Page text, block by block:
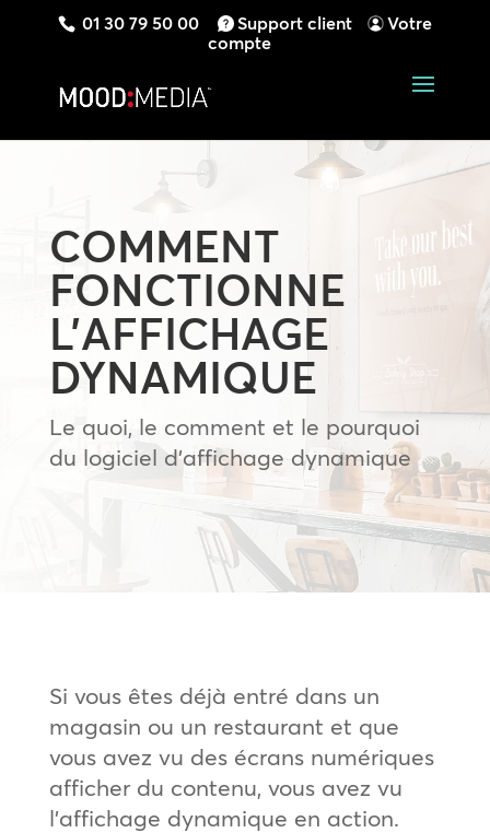
01 30 79 50 00 Support client
Votre
compte
COMMENT
FONCTIONNE
L’AFFICHAGE
DYNAMIQUE
Le quoi, le comment et le pourquoi
du logiciel d’affichage dynamique
Si vous êtes déjà entré dans un
magasin ou un restaurant et que
vous avez vu des écrans numériques
afficher du contenu, vous avez vu
l’affichage dynamique en action.